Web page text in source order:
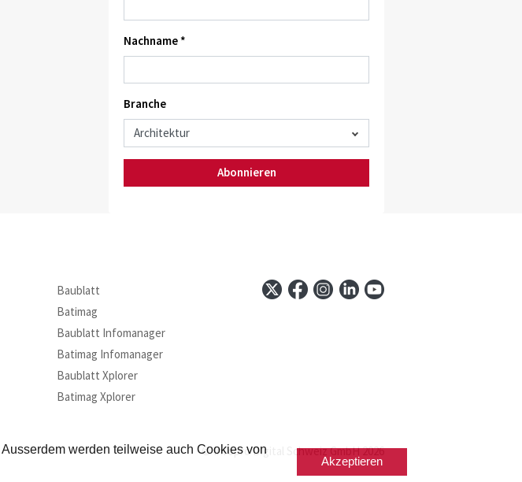
werden teilweise auch Cookies von
Akzeptieren
Nachname *
Branche
Abonnieren
Baublatt
Batimag
Baublatt Infomanager
Batimag Infomanager
Baublatt Xplorer
Batimag Xplorer
© Infopro Digital Schweiz GmbH 2026